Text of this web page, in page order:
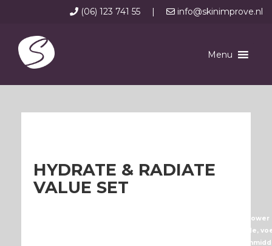
(06) 123 741 55 | info@skinimprove.nl
Menu
HYDRATE & RADIATE
VALUE SET
Een full-size, huidverzachtende set van klinisch bewezen ‘power
– Prebiotic 4-in-1 MultiCleanser is een make-up verwijderende,
– Nutrient-Charged Water Gel is een lichte moisturizer die